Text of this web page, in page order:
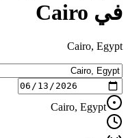
في Cairo
Cairo, Egypt
Cairo, Egypt